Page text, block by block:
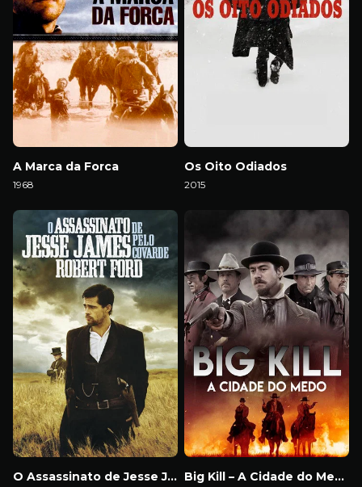
A Marca da Forca
1968
Os Oito Odiados
2015
O Assassinato de Jesse James Pelo Covarde Robert Ford Big Kill – A Cidade do Medo